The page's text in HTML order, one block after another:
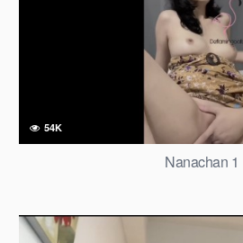
54K
Nanachan 1